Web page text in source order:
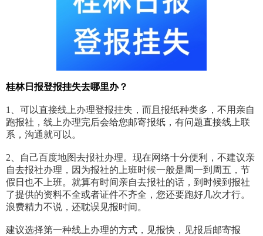
桂林日报登报挂失去哪里办？
1、可以直接线上办理登报挂失，而且报纸种类多，不用亲自
跑报社，线上办理完后会给您邮寄报纸，有问题直接线上联
系，沟通就可以。
2、自己百度地图去报社办理。现在网络十分便利，不建议亲
自去报社办理，因为报社的上班时候一般是周一到周五，节
假日也不上班。就算有时间亲自去报社的话，到时候到报社
了提供的资料不全或者证件不齐全，您还要跑好几次才行。
浪费精力不说，还耽误见报时间。
建议选择第一种线上办理的方式，见报快，见报后邮寄报